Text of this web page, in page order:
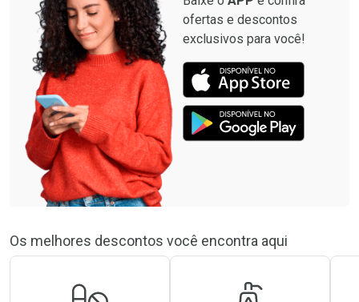
ofertas e descontos
exclusivos para você!
Os melhores descontos você encontra aqui